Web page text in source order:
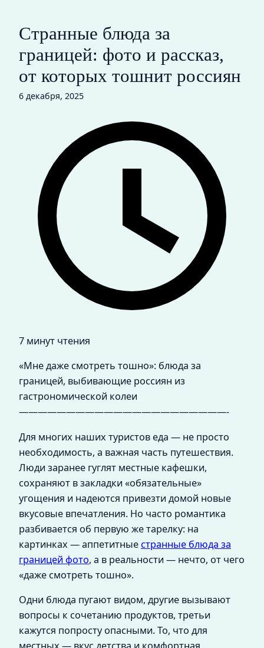
Странные блюда за
границей: фото и рассказ,
от которых тошнит россиян
6 декабря, 2025
7 минут чтения
«Мне даже смотреть тошно»: блюда за
границей, выбивающие россиян из
гастрономической колеи
——————————————————————-
Для многих наших туристов еда — не просто
необходимость, а важная часть путешествия.
Люди заранее гуглят местные кафешки,
сохраняют в закладки «обязательные»
угощения и надеются привезти домой новые
вкусовые впечатления. Но часто романтика
разбивается об первую же тарелку: на
картинках — аппетитные странные блюда за
границей фото, а в реальности — нечто, от чего
«даже смотреть тошно».
Одни блюда пугают видом, другие вызывают
вопросы к сочетанию продуктов, третьи
кажутся попросту опасными. То, что для